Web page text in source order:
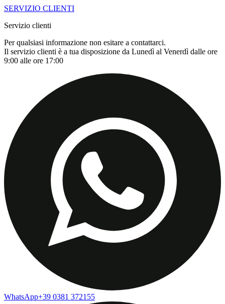
SERVIZIO CLIENTI
Servizio clienti
Per qualsiasi informazione non esitare a contattarci.
Il servizio clienti è a tua disposizione da Lunedì al Venerdì dalle ore
9:00 alle ore 17:00
WhatsApp+39 0381 372155